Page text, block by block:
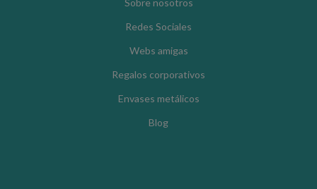
Sobre nosotros
Redes Sociales
Webs amigas
Regalos corporativos
Envases metálicos
Blog